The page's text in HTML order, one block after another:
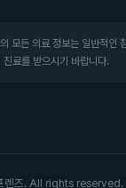
모든 의료 정보는 일반적인
료를 받으시기 바랍니다.
렌즈. All rights reserved.